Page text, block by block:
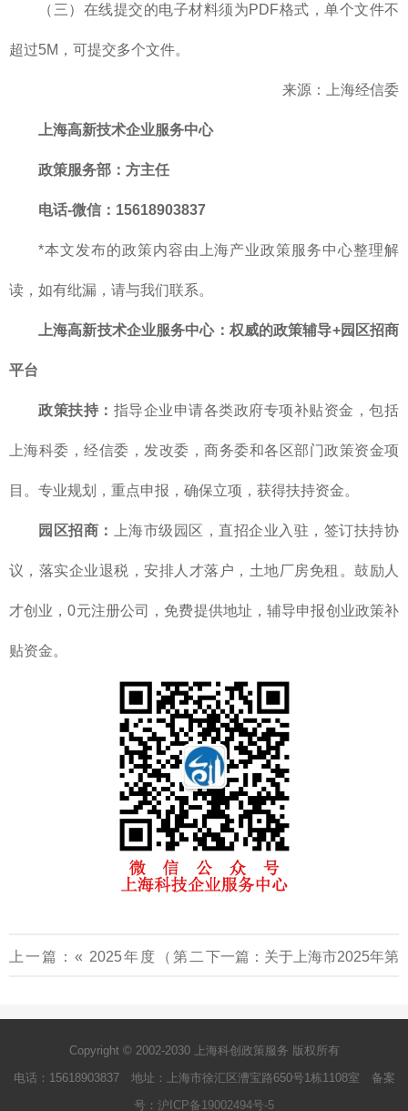
（三）在线提交的电子材料须为PDF格式，单个文件不
超过5M，可提交多个文件。
来源：上海经信委
上海高新技术企业服务中心
政策服务部 ：方主任
电话-微信：15618903837
*本文发布的政策内容由上海产业政策服务中心整理解
读，如有纰漏，请与我们联系。
上海高新技术企业服务中心：权威的政策辅导+园区招商
平台
政策扶持： 指导企业申请各类政府专项补贴资金，包括
上海科委，经信委，发改委，商务委和各区部门政策资金项
目。专业规划，重点申报，确保立项，获得扶持资金。
园区招商： 上海市级园区，直招企业入驻，签订扶持协
议，落实企业退税，安排人才落户，土地厂房免租。鼓励人
才创业，0元注册公司，免费提供地址，辅导申报创业政策补
贴资金。
上一篇：« 2025年度（第二
关“揭榜挂帅”需求榜单申报通
知
下一篇： 关于上海市2025年第
Copyright © 2002-2030 上海科创政策服务 版权所有
电话：15618903837 地址：上海市徐汇区漕宝路650号1栋1108室 备案
号： 沪ICP备19002494号-5